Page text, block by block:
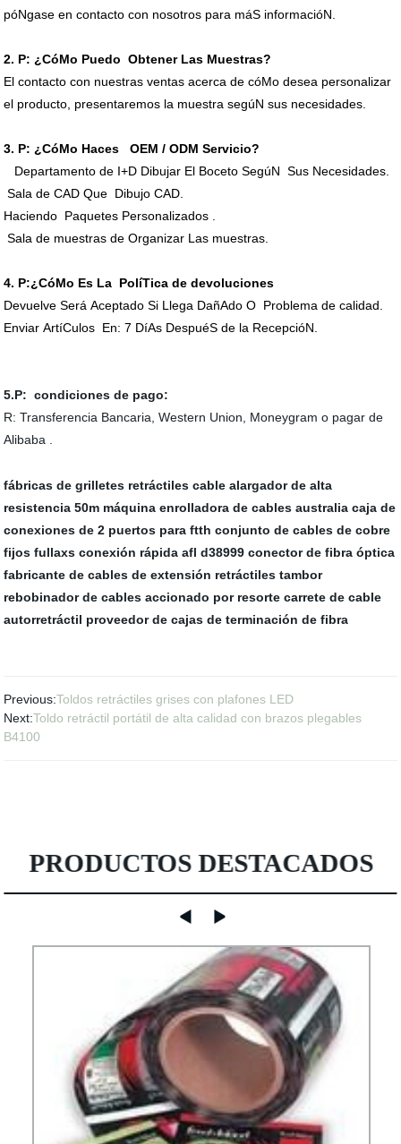
póNgase en contacto con nosotros para máS informacióN.
2. P: ¿CóMo Puedo Obtener Las Muestras?
El contacto con nuestras ventas acerca de cóMo desea personalizar
el producto, presentaremos la muestra segúN sus necesidades.
3. P: ¿CóMo Haces OEM / ODM Servicio?
Departamento de I+D Dibujar El Boceto SegúN Sus Necesidades.
Sala de CAD Que Dibujo CAD.
Haciendo Paquetes Personalizados .
Sala de muestras de Organizar Las muestras.
4. P:¿CóMo Es La PolíTica de devoluciones
Devuelve Será Aceptado Si Llega DañAdo O Problema de calidad.
Enviar ArtíCulos En: 7 DíAs DespuéS de la RecepcióN.
5.P: condiciones de pago:
R: Transferencia Bancaria, Western Union, Moneygram o pagar de
Alibaba .
fábricas de grilletes retráctiles cable alargador de alta
resistencia 50m máquina enrolladora de cables australia caja de
conexiones de 2 puertos para ftth conjunto de cables de cobre
fijos fullaxs conexión rápida afl d38999 conector de fibra óptica
fabricante de cables de extensión retráctiles tambor
rebobinador de cables accionado por resorte carrete de cable
autorretráctil proveedor de cajas de terminación de fibra
Previous:Toldos retráctiles grises con plafones LED
Next:Toldo retráctil portátil de alta calidad con brazos plegables
B4100
PRODUCTOS DESTACADOS